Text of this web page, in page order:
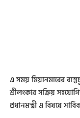
এ সময় মিয়ানমারের
শ্রীলংকার সক্রিয়
প্রধানমন্ত্রী এ বিষয়ে